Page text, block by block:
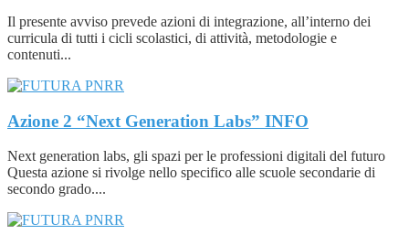
Il presente avviso prevede azioni di integrazione, all’interno dei
curricula di tutti i cicli scolastici, di attività, metodologie e
contenuti...
Azione 2 “Next Generation Labs” INFO
Next generation labs, gli spazi per le professioni digitali del futuro
Questa azione si rivolge nello specifico alle scuole secondarie di
secondo grado....